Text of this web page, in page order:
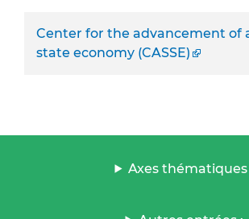
Center for the advancement of
state economy (CASSE)
Axes thématiques